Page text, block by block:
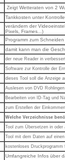
Zeigt Wetteraten von 2
Tankkosten unter
verändern der
Pixels, Frames...)
Programm zum
damit kann man die
der neue Reader in
Software zur Kontrolle der
dieses Tool soll die Anzeige
Auslesen von DVD
Bearbeiten von ID-Tag und
zum Erstellen der
Welche Verzeichnisse
Tool zum Übersetzen in
Tool mit dem Daten auf
kostenloses Druckprogramm
Umfangreiche Infos über